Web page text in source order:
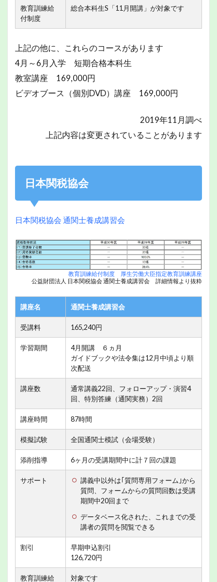
教育訓練給
付制度
総合本科生S「11月開講」が対象です
上記の他に、これらのコースがあります
4月～6月入学 短期合格本科生
教室講座 169,000円
ビデオブース（個別DVD）講座 169,000円
2019年11月調べ
上記内容は変更されていることがあります
日本関税協会
日本関税協会 通関士養成講習会
教育訓練給付制度 厚生労働大臣指定教育訓練講座
公益財団法人 日本関税協会 通関士養成講習会 詳細情報より抜粋
講座名 通関士養成講習会
受講料 165,240円
学習期間
4月開講 ６ヵ月
ガイドブックや法令集は12月中頃より順
次配送
講座数
通常講義22回、フォローアップ・演習4
回、特別答練（通関実務）2回
講座時間 87時間
模擬試験 全国通関士模試（会場受験）
添削指導 6ヶ月の受講期間中に計７回の課題
サポート
講義中以外は｢質問専用フォーム｣から
質問、フォームからの質問回数は受講
期間中20回まで
データベース化された、これまでの受
講者の質問を閲覧できる
割引
早期申込割引
126,720円
教育訓練給 対象です